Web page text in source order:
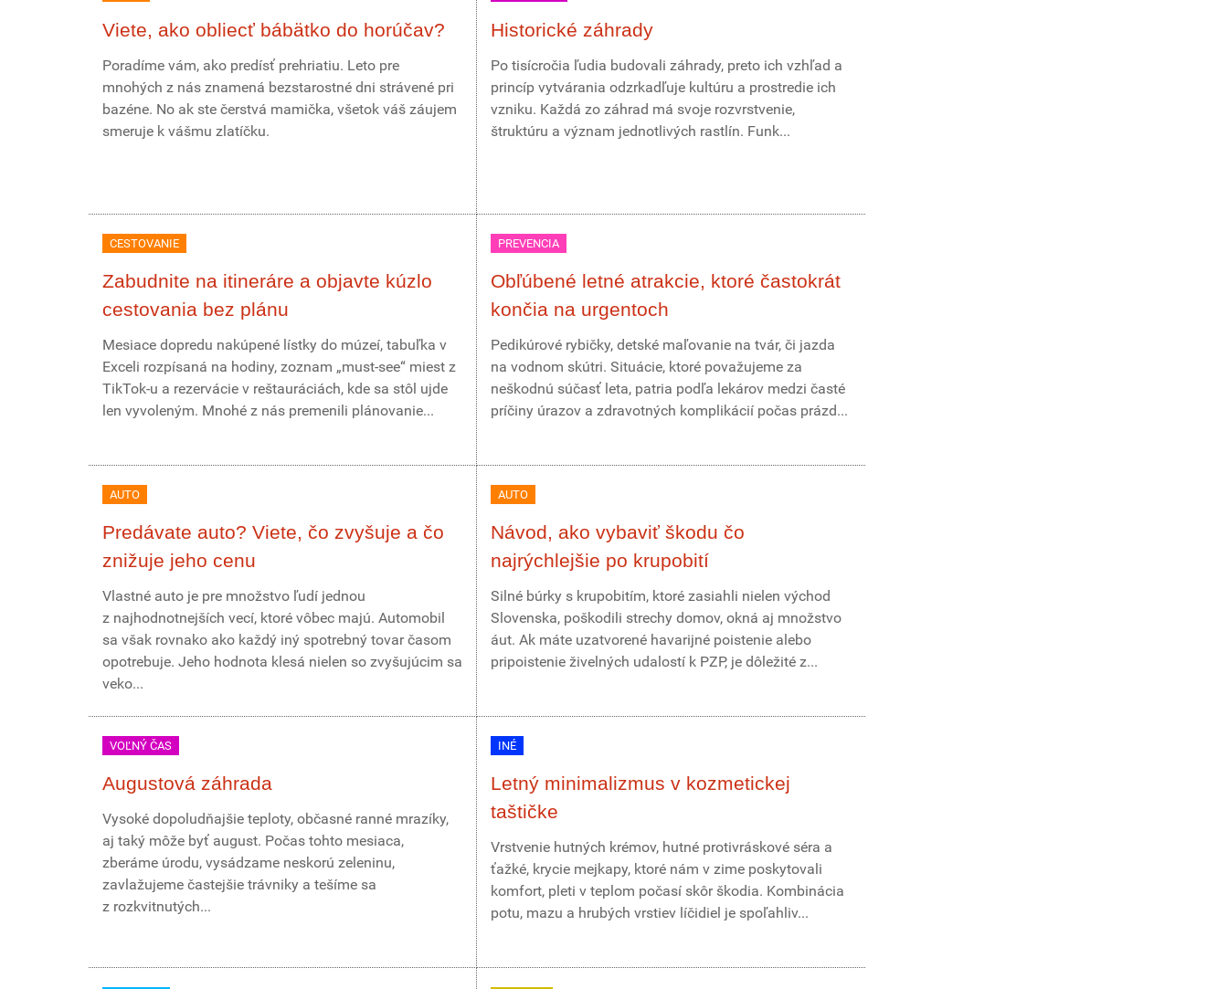
Viete, ako obliecť bábätko do horúčav?
Poradíme vám, ako predísť prehriatiu. Leto pre
mnohých z nás znamená bezstarostné dni strávené pri
bazéne. No ak ste čerstvá mamička, všetok váš záujem
smeruje k vášmu zlatíčku.
Historické záhrady
Po tisícročia ľudia budovali záhrady, preto ich vzhľad a
princíp vytvárania odzrkadľuje kultúru a prostredie ich
vzniku. Každá zo záhrad má svoje rozvrstvenie,
štruktúru a význam jednotlivých rastlín. Funk...
CESTOVANIE
Zabudnite na itineráre a objavte kúzlo
cestovania bez plánu
Mesiace dopredu nakúpené lístky do múzeí, tabuľka v
Exceli rozpísaná na hodiny, zoznam „must-see“ miest z
TikTok-u a rezervácie v reštauráciách, kde sa stôl ujde
len vyvoleným. Mnohé z nás premenili plánovanie...
PREVENCIA
Obľúbené letné atrakcie, ktoré častokrát
končia na urgentoch
Pedikúrové rybičky, detské maľovanie na tvár, či jazda
na vodnom skútri. Situácie, ktoré považujeme za
neškodnú súčasť leta, patria podľa lekárov medzi časté
príčiny úrazov a zdravotných komplikácií počas prázd...
AUTO
Predávate auto? Viete, čo zvyšuje a čo
znižuje jeho cenu
Vlastné auto je pre množstvo ľudí jednou
z najhodnotnejších vecí, ktoré vôbec majú. Automobil
sa však rovnako ako každý iný spotrebný tovar časom
opotrebuje. Jeho hodnota klesá nielen so zvyšujúcim sa
veko...
AUTO
Návod, ako vybaviť škodu čo
najrýchlejšie po krupobití
Silné búrky s krupobitím, ktoré zasiahli nielen východ
Slovenska, poškodili strechy domov, okná aj množstvo
áut. Ak máte uzatvorené havarijné poistenie alebo
pripoistenie živelných udalostí k PZP, je dôležité z...
VOĽNÝ ČAS
Augustová záhrada
Vysoké dopoludňajšie teploty, občasné ranné mrazíky,
aj taký môže byť august. Počas tohto mesiaca,
zberáme úrodu, vysádzame neskorú zeleninu,
zavlažujeme častejšie trávniky a tešíme sa
z rozkvitnutých...
INÉ
Letný minimalizmus v kozmetickej
taštičke
Vrstvenie hutných krémov, hutné protivráskové séra a
ťažké, krycie mejkapy, ktoré nám v zime poskytovali
komfort, pleti v teplom počasí skôr škodia. Kombinácia
potu, mazu a hrubých vrstiev líčidiel je spoľahliv...